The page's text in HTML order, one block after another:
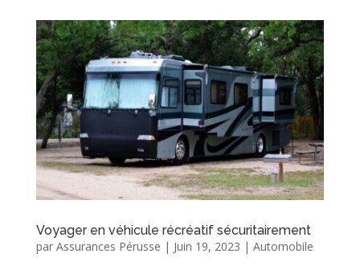
Voyager en véhicule récréatif sécuritairement
par Assurances Pérusse | Juin 19, 2023 | Automobile